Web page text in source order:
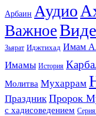
Арбаин Аудио
Важное
Зьярат Иджтихад Имам
Имамы История
Молитва Мухаррам
Праздник Пророк
с хадисоведением